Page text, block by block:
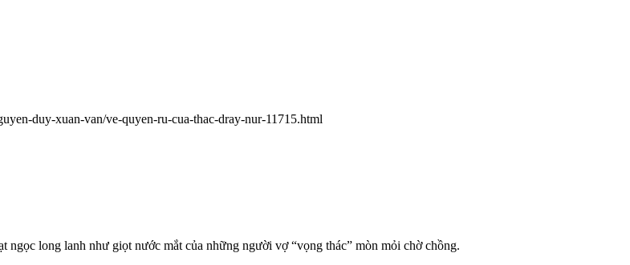
duy-xuan-van/ve-quyen-ru-cua-thac-dray-nur-11715.html
long lanh như giọt nước mắt của những người vợ “vọng thác” mòn mỏi chờ chồng.